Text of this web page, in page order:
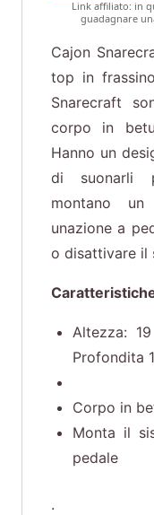
Link affiliato: in
guadagnare
Cajon
top in
Snarecraft
corpo in
Hanno un
di suonarli
montano
unazione a
o disattivare il
Altezza:
Profondita
Corpo in
Monta il
pedale
.